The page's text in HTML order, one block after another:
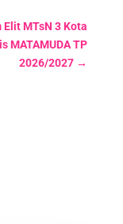
MTsN 3 Kota
MATAMUDA TP
2026/2027 →